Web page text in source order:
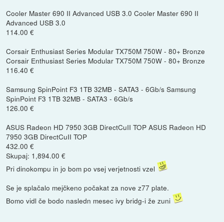
Cooler Master 690 II Advanced USB 3.0 Cooler Master 690 II
Advanced USB 3.0
114.00 €
Corsair Enthusiast Series Modular TX750M 750W - 80+ Bronze
Corsair Enthusiast Series Modular TX750M 750W - 80+ Bronze
116.40 €
Samsung SpinPoint F3 1TB 32MB - SATA3 - 6Gb/s Samsung
SpinPoint F3 1TB 32MB - SATA3 - 6Gb/s
126.00 €
ASUS Radeon HD 7950 3GB DirectCuII TOP ASUS Radeon HD
7950 3GB DirectCuII TOP
432.00 €
Skupaj: 1,894.00 €
Pri dinokompu in jo bom po vsej verjetnosti vzel
Se je splačalo mejčkeno počakat za nove z77 plate.
Bomo vidl če bodo nasledn mesec ivy bridg-i že zuni